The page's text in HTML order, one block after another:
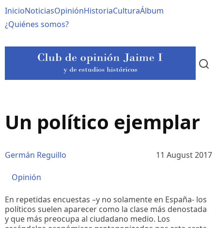
al
contenido
Navegación
principal
InicioNoticiasOpiniónHistoriaCulturaÁlbum
¿Quiénes somos?
Un político ejemplar
Germán Reguillo 11 August 2017
Opinión
En repetidas encuestas –y no solamente en España- los
políticos suelen aparecer como la clase más denostada
y que más preocupa al ciudadano medio. Los